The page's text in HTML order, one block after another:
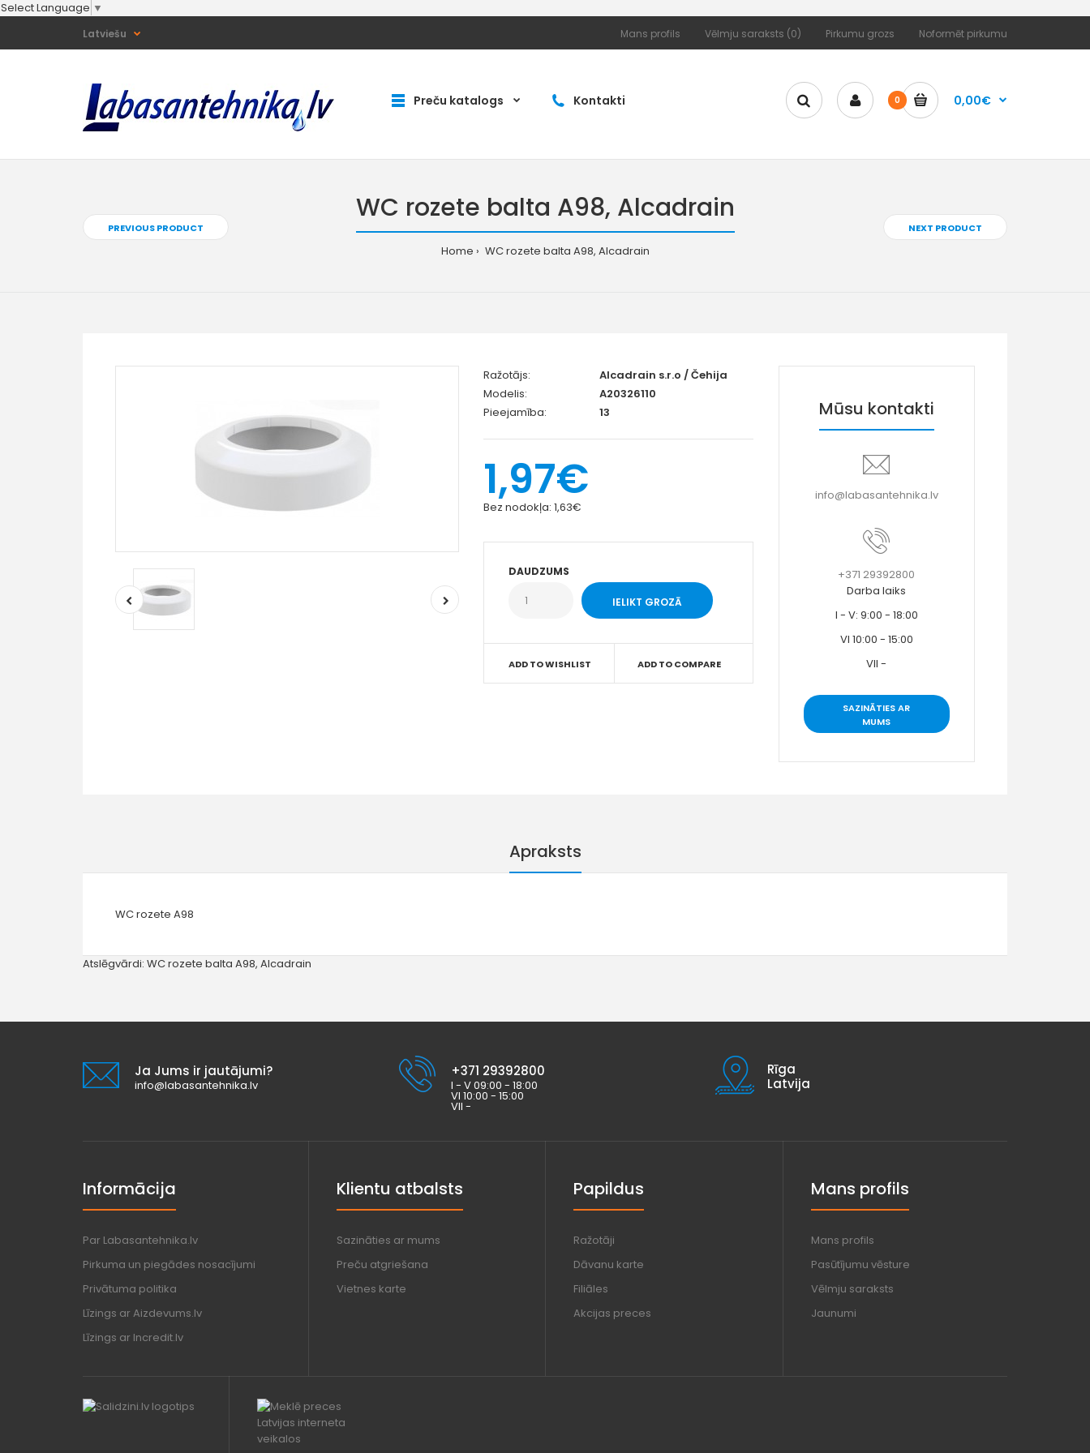
Select Language ▼
Mans profils Vēlmju saraksts (0) Pirkumu grozs Noformēt pirkumu
Latviešu
Preču katalogs Kontakti 0 0,00€
PREVIOUS PRODUCT
WC rozete balta A98, Alcadrain
Home WC rozete balta A98, Alcadrain
NEXT PRODUCT
Ražotājs:
Alcadrain s.r.o / Čehija
Modelis:
A20326110
Pieejamība:
13
1,97€
Bez nodokļa:1,63€
DAUDZUMS
ADD TO WISHLIST ADD TO COMPARE
Mūsu kontakti
info@labasantehnika.lv
+371 29392800
Darba laiks
I - V: 9:00 - 18:00
VI 10:00 - 15:00
VII -
SAZINĀTIES AR
MUMS
Apraksts
WC rozete A98
Atslēgvārdi: WC rozete balta A98, Alcadrain
Ja Jums ir jautājumi?
info@labasantehnika.lv
+371 29392800
I - V 09:00 - 18:00
VI 10:00 - 15:00
VII -
Rīga
Latvija
Informācija
Par Labasantehnika.lv
Pirkuma un piegādes nosacījumi
Privātuma politika
Līzings ar Aizdevums.lv
Līzings ar Incredit.lv
Klientu atbalsts
Sazināties ar mums
Preču atgriešana
Vietnes karte
Papildus
Ražotāji
Dāvanu karte
Filiāles
Akcijas preces
Mans profils
Mans profils
Pasūtījumu vēsture
Vēlmju saraksts
Jaunumi